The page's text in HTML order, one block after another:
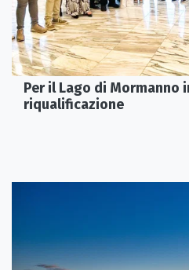
Per il Lago di Mormanno
riqualificazione